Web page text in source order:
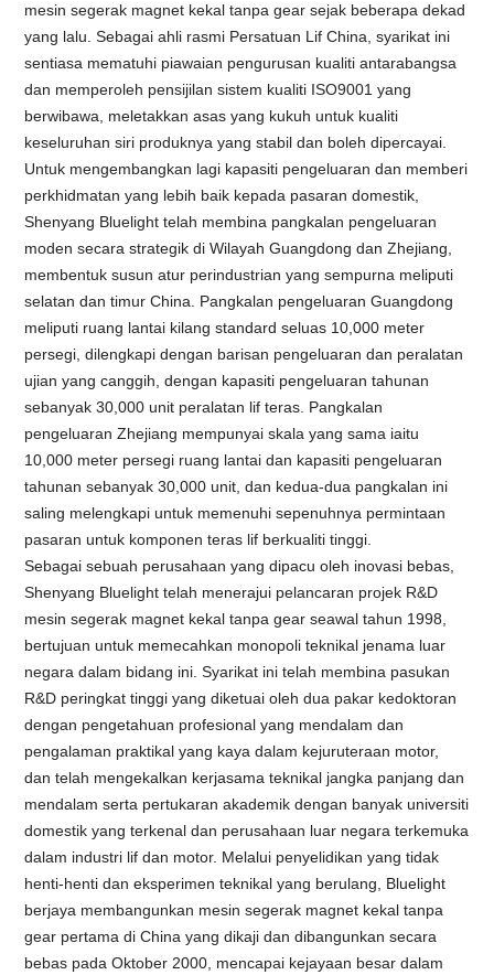
mesin segerak magnet kekal tanpa gear sejak beberapa dekad
yang lalu. Sebagai ahli rasmi Persatuan Lif China, syarikat ini
sentiasa mematuhi piawaian pengurusan kualiti antarabangsa
dan memperoleh pensijilan sistem kualiti ISO9001 yang
berwibawa, meletakkan asas yang kukuh untuk kualiti
keseluruhan siri produknya yang stabil dan boleh dipercayai.
Untuk mengembangkan lagi kapasiti pengeluaran dan memberi
perkhidmatan yang lebih baik kepada pasaran domestik,
Shenyang Bluelight telah membina pangkalan pengeluaran
moden secara strategik di Wilayah Guangdong dan Zhejiang,
membentuk susun atur perindustrian yang sempurna meliputi
selatan dan timur China. Pangkalan pengeluaran Guangdong
meliputi ruang lantai kilang standard seluas 10,000 meter
persegi, dilengkapi dengan barisan pengeluaran dan peralatan
ujian yang canggih, dengan kapasiti pengeluaran tahunan
sebanyak 30,000 unit peralatan lif teras. Pangkalan
pengeluaran Zhejiang mempunyai skala yang sama iaitu
10,000 meter persegi ruang lantai dan kapasiti pengeluaran
tahunan sebanyak 30,000 unit, dan kedua-dua pangkalan ini
saling melengkapi untuk memenuhi sepenuhnya permintaan
pasaran untuk komponen teras lif berkualiti tinggi.
Sebagai sebuah perusahaan yang dipacu oleh inovasi bebas,
Shenyang Bluelight telah menerajui pelancaran projek R&D
mesin segerak magnet kekal tanpa gear seawal tahun 1998,
bertujuan untuk memecahkan monopoli teknikal jenama luar
negara dalam bidang ini. Syarikat ini telah membina pasukan
R&D peringkat tinggi yang diketuai oleh dua pakar kedoktoran
dengan pengetahuan profesional yang mendalam dan
pengalaman praktikal yang kaya dalam kejuruteraan motor,
dan telah mengekalkan kerjasama teknikal jangka panjang dan
mendalam serta pertukaran akademik dengan banyak universiti
domestik yang terkenal dan perusahaan luar negara terkemuka
dalam industri lif dan motor. Melalui penyelidikan yang tidak
henti-henti dan eksperimen teknikal yang berulang, Bluelight
berjaya membangunkan mesin segerak magnet kekal tanpa
gear pertama di China yang dikaji dan dibangunkan secara
bebas pada Oktober 2000, mencapai kejayaan besar dalam